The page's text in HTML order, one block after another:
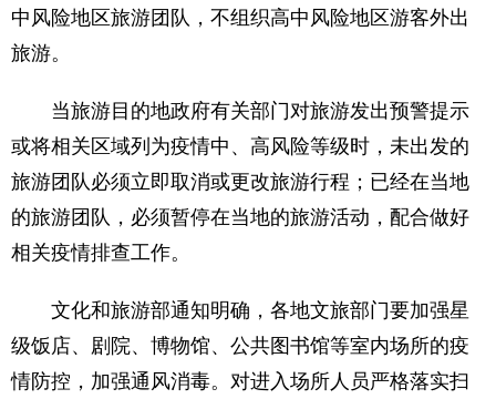
中风险地区旅游团队，不组织高中风险地区游客外出
旅游。
当旅游目的地政府有关部门对旅游发出预警提示
或将相关区域列为疫情中、高风险等级时，未出发的
旅游团队必须立即取消或更改旅游行程；已经在当地
的旅游团队，必须暂停在当地的旅游活动，配合做好
相关疫情排查工作。
文化和旅游部通知明确，各地文旅部门要加强星
级饭店、剧院、博物馆、公共图书馆等室内场所的疫
情防控，加强通风消毒。对进入场所人员严格落实扫